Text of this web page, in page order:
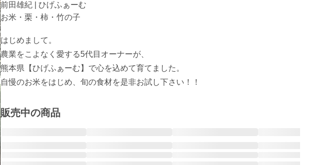
前田雄紀 | ひげふぁーむ
お米・栗・柿・竹の子
はじめまして。
農業をこよなく愛する5代目オーナーが、
熊本県【ひげふぁーむ】で心を込めて育てました。
自慢のお米をはじめ、旬の食材を是非お試し下さい！！
販売中の商品